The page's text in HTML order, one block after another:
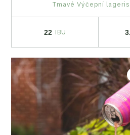
Tmavé Výčepní
22 IBU